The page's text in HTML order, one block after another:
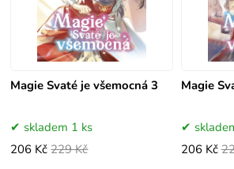
Magie Svaté je všemocná 3
skladem 1 ks
206 Kč 229 Kč
Magie
206 Kč